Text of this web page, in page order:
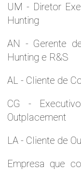
UM - Diretor
Hunting
AN - Gerente
Hunting e R&S
AL - Cliente de
CG -
Outplacement
LA - Cliente de
Empresa que